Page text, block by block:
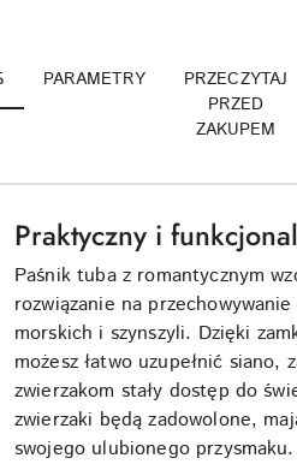
PARAMETRY
PRZECZYTAJ
PRZED
ZAKUPEM
Praktyczny i
Paśnik tuba z romantycznym
rozwiązanie na
morskich i szynszyli. Dzięki
możesz łatwo uzupełnić siano,
zwierzakom stały dostęp do
zwierzaki będą zadowolone,
swojego ulubionego przysmaku.